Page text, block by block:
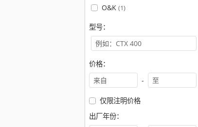
O&K (1)
型号：
价格：
-
仅限注明价格
出厂年份：